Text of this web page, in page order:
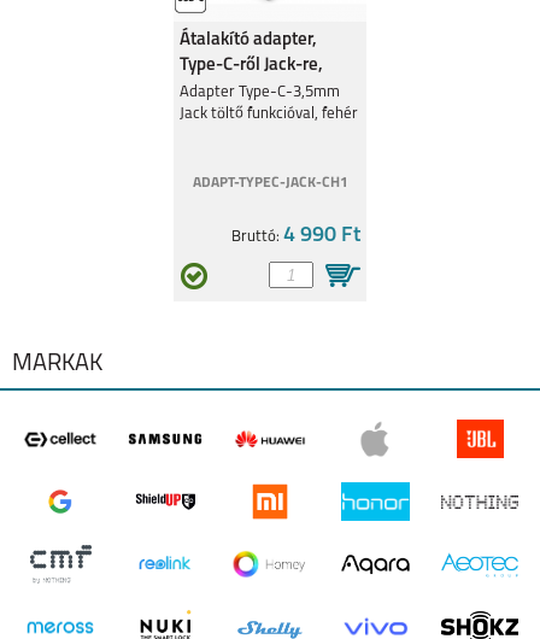
8 5G
GT MASTER
Átalakító adapter,
Type-C-ről Jack-re,
Fehér
Adapter Type-C-3,5mm
Jack töltő funkcióval, fehér
ADAPT-TYPEC-JACK-CH1
Bruttó: 4 990 Ft
MÁRKÁK